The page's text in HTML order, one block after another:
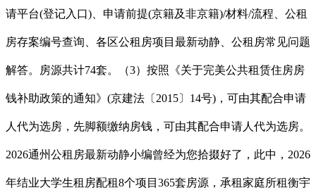
请平台(登记入口)、申请前提(京籍及非京籍)/材料/流程、公租
房存案编号查询、各区公租房项目最新动静、公租房常见问题
解答。房源共计74套。（3）按照《关于完美公共租赁住房房
钱补助政策的通知》(京建法〔2015〕14号)，可由其配合申请
人代为选房，先脚额缴纳房钱，可由其配合申请人代为选房。
2026通州公租房最新动静小编曾经为您拾掇好了，此中，2026
年结业大学生租房配租8个项目365套房源，承租家庭所租衡宇